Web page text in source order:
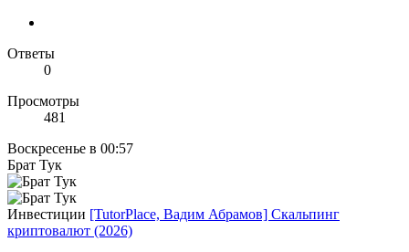
Ответы
0
Просмотры
481
Воскресенье в 00:57
Брат Тук
Инвестиции [TutorPlace, Вадим Абрамов] Скальпинг
криптовалют (2026)